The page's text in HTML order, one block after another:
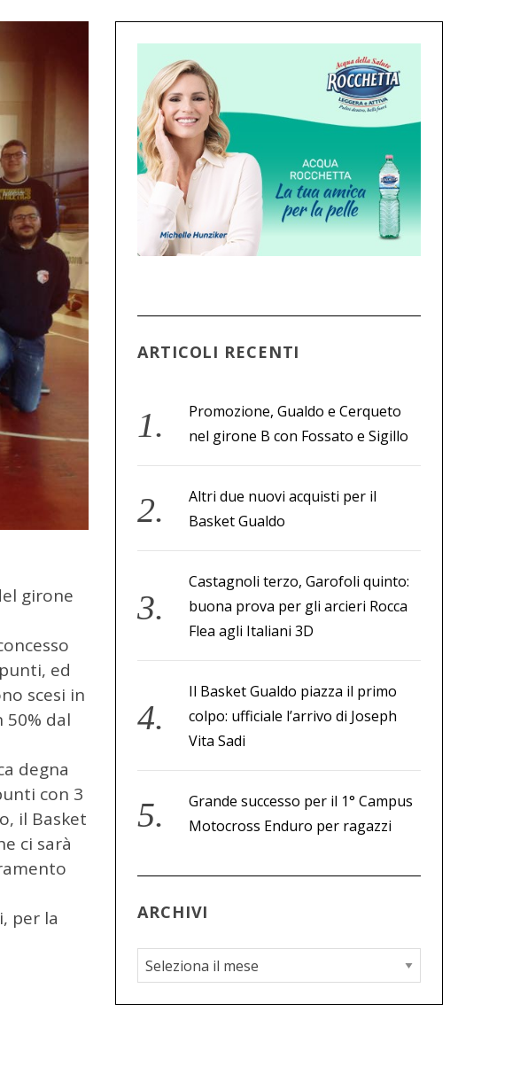
girone
ed
scesi in
dal
degna
con 3
il Basket
ci sarà
per la
ARTICOLI RECENTI
Promozione, Gualdo e Cerqueto
nel girone B con Fossato e Sigillo
Altri due nuovi acquisti per il
Basket Gualdo
Castagnoli terzo, Garofoli quinto:
buona prova per gli arcieri Rocca
Flea agli Italiani 3D
Il Basket Gualdo piazza il primo
colpo: ufficiale l’arrivo di Joseph
Vita Sadi
Grande successo per il 1° Campus
Motocross Enduro per ragazzi
ARCHIVI
A
r
c